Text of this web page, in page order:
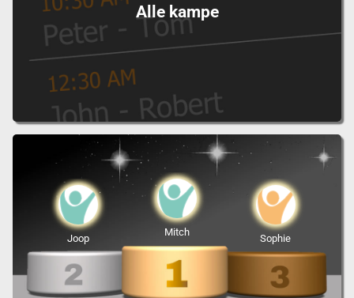
Alle kampe
Mitch
Joop Sophie